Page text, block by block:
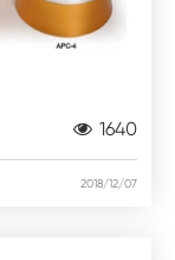
1640
2018/12/07